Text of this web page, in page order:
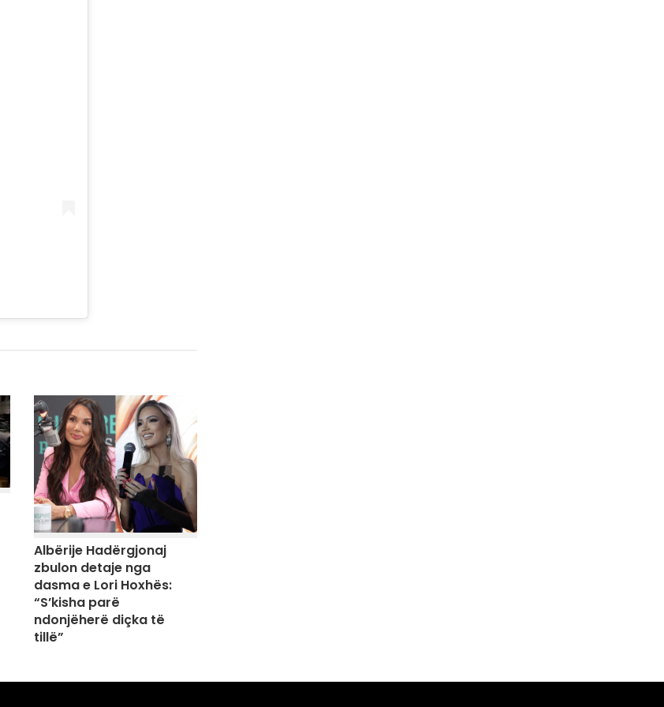
Albërije Hadërgjonaj
zbulon detaje nga
dasma e Lori Hoxhës:
“S’kisha parë
ndonjëherë diçka të
tillë”